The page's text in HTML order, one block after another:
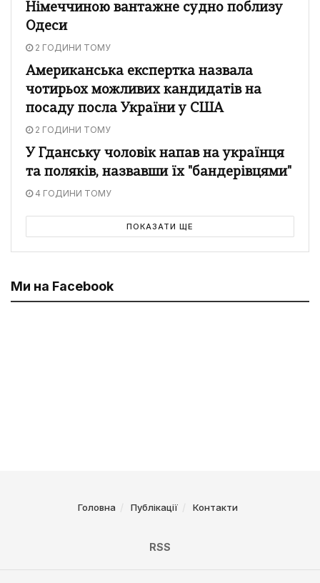
Німеччиною вантажне судно поблизу
Одеси
2 ГОДИНИ ТОМУ
Американська експертка назвала
чотирьох можливих кандидатів на
посаду посла України у США
2 ГОДИНИ ТОМУ
У Гданську чоловік напав на українця
та поляків, назвавши їх "бандерівцями"
4 ГОДИНИ ТОМУ
ПОКАЗАТИ ЩЕ
Ми на Facebook
Головна Публікації Контакти
RSS